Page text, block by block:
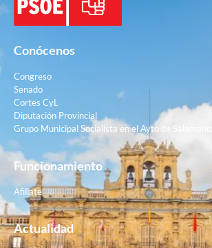
Conócenos
Congreso
Senado
Cortes CyL
Diputación Provincial
Grupo Municipal Socialista en el Ayto de Salamanca
Funcionamiento
Afiliate
Actualidad